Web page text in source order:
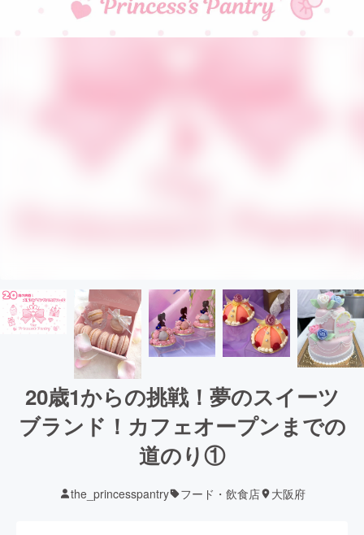
20歳1からの挑戦！夢のスイーツ
ブランド！カフェオープンまでの
道のり①
the_princesspantry フード・飲食店 大阪府